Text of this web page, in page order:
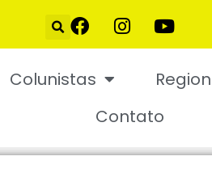
Colunistas
Contato